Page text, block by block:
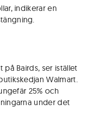
indikerar en
på Bairds, ser istället
Walmart.
25% och
under det